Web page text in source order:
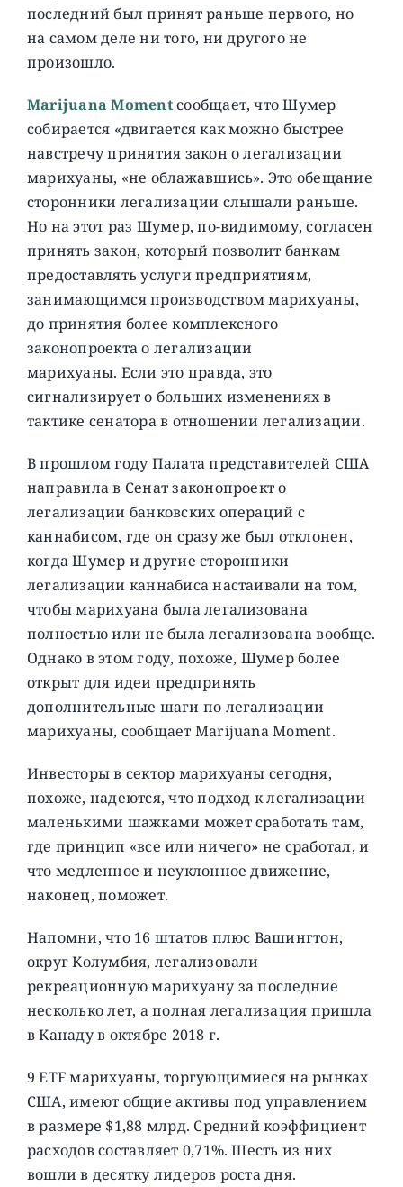
последний был принят раньше первого, но
на самом деле ни того, ни другого не
произошло.
Marijuana Momentсообщает, что Шумер
собирается «двигается как можно быстрее
навстречу принятия закон о легализации
марихуаны, «не облажавшись». Это обещание
сторонники легализации слышали раньше.
Но на этот раз Шумер, по-видимому, согласен
принять закон, который позволит банкам
предоставлять услуги предприятиям,
занимающимся производством марихуаны,
до принятия более комплексного
законопроекта о легализации
марихуаны. Если это правда, это
сигнализирует о больших изменениях в
тактике сенатора в отношении легализации.
В прошлом году Палата представителей США
направила в Сенат законопроект о
легализации банковских операций с
каннабисом, где он сразу же был отклонен,
когда Шумер и другие сторонники
легализации каннабиса настаивали на том,
чтобы марихуана была легализована
полностью или не была легализована вообще.
Однако в этом году, похоже, Шумер более
открыт для идеи предпринять
дополнительные шаги по легализации
марихуаны, сообщает Marijuana Moment.
Инвесторы в сектор марихуаны сегодня,
похоже, надеются, что подход к легализации
маленькими шажками может сработать там,
где принцип «все или ничего» не сработал, и
что медленное и неуклонное движение,
наконец, поможет.
Напомни, что 16 штатов плюс Вашингтон,
округ Колумбия, легализовали
рекреационную марихуану за последние
несколько лет, а полная легализация пришла
в Канаду в октябре 2018 г.
9 ETF марихуаны, торгующимиеся на рынках
США, имеют общие активы под управлением
в размере $1,88 млрд. Средний коэффициент
расходов составляет 0,71%. Шесть из них
вошли в десятку лидеров роста дня.